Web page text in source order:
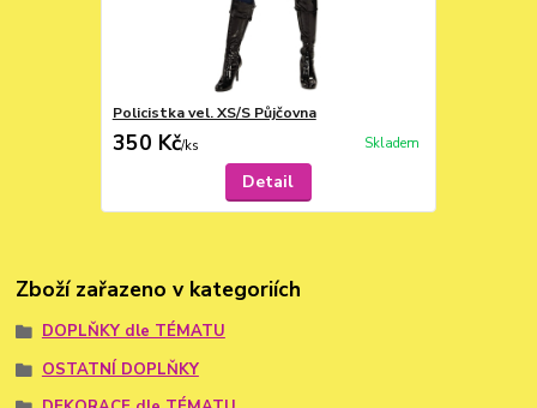
Policistka vel. XS/S Půjčovna
350 Kč/ks Skladem
Detail
Zboží zařazeno v kategoriích
DOPLŇKY dle TÉMATU
OSTATNÍ DOPLŇKY